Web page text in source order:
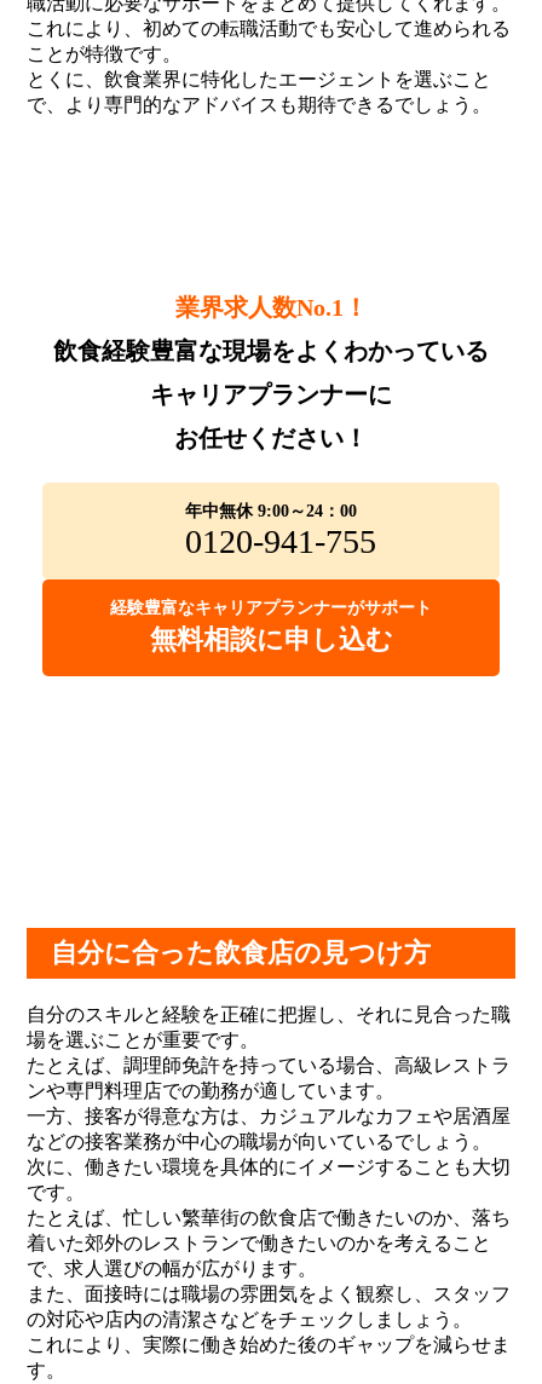
これにより、初めての転職活動でも安心して進められる
ことが特徴です。
とくに、飲食業界に特化したエージェントを選ぶこと
で、より専門的なアドバイスも期待できるでしょう。
業界求人数No.1！
飲食経験豊富な現場をよくわかっている
キャリアプランナーに
お任せください！
年中無休 9:00～24：00
0120-941-755
経験豊富なキャリアプランナーがサポート
無料相談に申し込む
自分に合った飲食店の見つけ方
自分のスキルと経験を正確に把握し、それに見合った職
場を選ぶことが重要です。
たとえば、調理師免許を持っている場合、高級レストラ
ンや専門料理店での勤務が適しています。
一方、接客が得意な方は、カジュアルなカフェや居酒屋
などの接客業務が中心の職場が向いているでしょう。
次に、働きたい環境を具体的にイメージすることも大切
です。
たとえば、忙しい繁華街の飲食店で働きたいのか、落ち
着いた郊外のレストランで働きたいのかを考えること
で、求人選びの幅が広がります。
また、面接時には職場の雰囲気をよく観察し、スタッフ
の対応や店内の清潔さなどをチェックしましょう。
これにより、実際に働き始めた後のギャップを減らせま
す。